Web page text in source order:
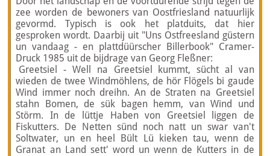
zee worden de bewoners van Oostfriesland natuurlijk
gevormd. Typisch is ook het platduits, dat hier
gesproken wordt. Daarbij uit "Uns Ostfreesland güstern
un vandaag - en plattdüürscher Billerbook" Cramer-
Druck 1985 uit de bijdrage van Georg Fleßner:
Greetsiel
- Well na Greetsiel kummt, sücht al van
wieden de twee Windmöhlens, de hör Flögels bi gaude
Wind immer noch dreihn. An de Straten na Greetsiel
stahn Bomen, de sük bagen hemm, van Wind und
Störm. In de lüttje Haben von Greetsiel liggen de
Fiskutters. De Netten sünd noch natt un swar van't
Soltwater, un en heel Bült Lü kieken tau, wenn de
Granat an Land sett' word un wenn de Kutters in de